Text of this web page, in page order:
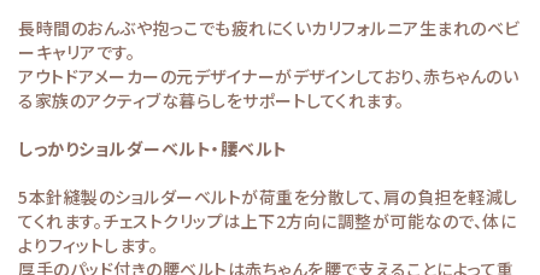
長時間のおんぶや抱っこでも疲れにくいカリフォルニア生まれのベビ
ーキャリアです。
アウトドアメーカーの元デザイナーがデザインしており、赤ちゃんのい
る家族のアクティブな暮らしをサポートしてくれます。
しっかりショルダーベルト・腰ベルト
5本針縫製のショルダーベルトが荷重を分散して、肩の負担を軽減し
てくれます。チェストクリップは上下2方向に調整が可能なので、体に
よりフィットします。
厚手のパッド付きの腰ベルトは赤ちゃんを腰で支えることによって重